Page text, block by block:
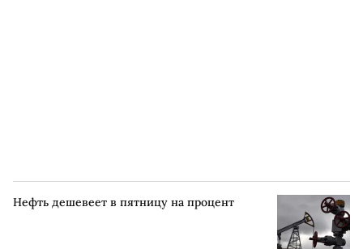
Нефть дешевеет в пятницу на процент